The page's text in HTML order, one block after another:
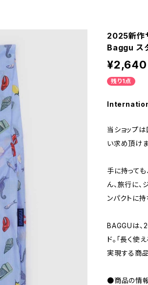
2025新作
Baggu ス
¥2,640
残り1点
当ショップ
い求め頂けま
手に持って
ん、旅行に
ンパクトに持
BAGGUは、
ド。「長く使
実現する商
●商品の情